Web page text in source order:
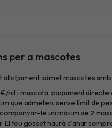
per a mascotes
allotjament admet mascotes
€/nit i mascota, pagament directe
que admeten: sense límit de
te un màxim de 2
El teu gosset haurà d'anar